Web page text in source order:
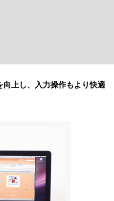
上し、入力操作もより快適